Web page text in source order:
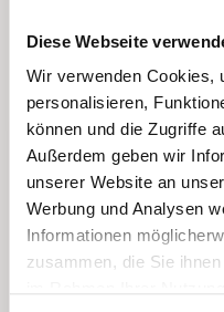
Diese Webseite
Wir verwenden Cookies,
personalisieren,
können und die Zugriffe
Außerdem geben wir
unserer Website an
Werbung und Analysen
Informationen
zusammen, die Sie
ALTRI